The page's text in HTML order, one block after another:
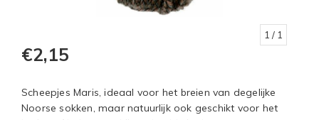
1 / 1
€2,15
Scheepjes Maris, ideaal voor het breien van degelijke
Noorse sokken, maar natuurlijk ook geschikt voor het